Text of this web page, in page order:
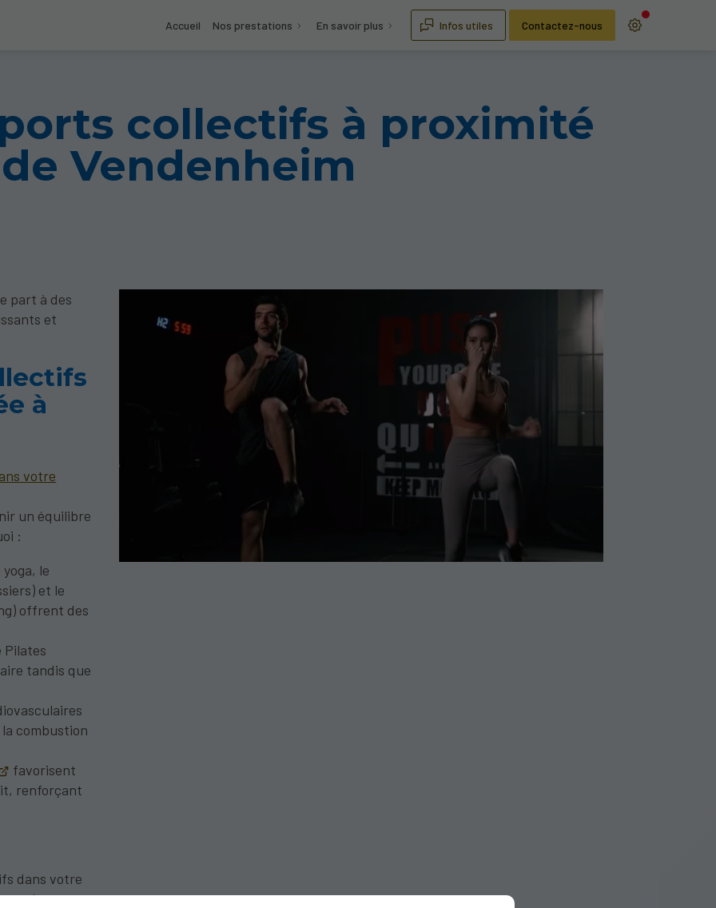
Accueil Nos prestations En savoir plus Infos utiles Contactez-nous
collectifs à proximité
de Vendenheim
part à des
et
à
votre
un équilibre
:
le
et le
offrent des
Pilates
tandis que
combustion
favorisent
renforçant
dans votre